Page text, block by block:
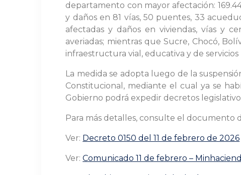
departamento con mayor afectación:
y daños en 81 vías, 50 puentes, 33
afectadas y daños en viviendas, vías y
averiadas; mientras que Sucre, Chocó,
infraestructura vial, educativa y de servicios
La medida se adopta luego de la
Constitucional, mediante el cual ya se
Gobierno podrá expedir decretos
Para más detalles, consulte el documento
Ver: Decreto 0150 del 11 de febrero de 2026
Ver:Comunicado 11 de febrero –